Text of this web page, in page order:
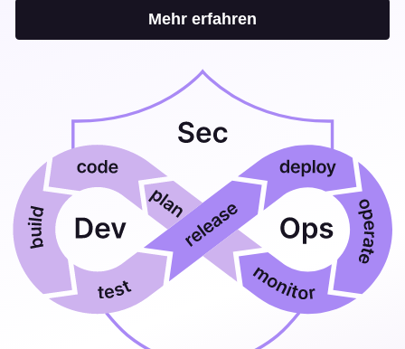
Mehr erfahren